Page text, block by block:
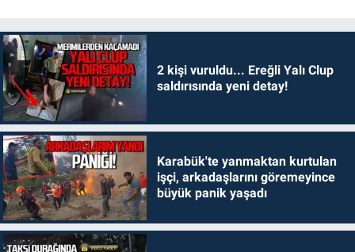
2 kişi vuruldu... Ereğli Yalı Clup
saldırısında yeni detay!
Karabük'te yanmaktan kurtulan
işçi, arkadaşlarını göremeyince
büyük panik yaşadı